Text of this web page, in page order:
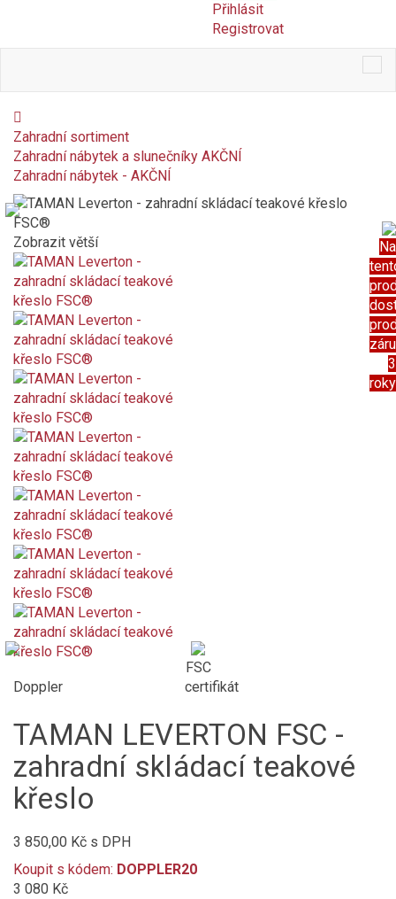
Přihlásit
Registrovat
Zahradní sortiment
Zahradní nábytek a slunečníky AKČNÍ
Zahradní nábytek - AKČNÍ
Na
3
roky
FSC
certifikát
Zobrazit větší
Doppler
TAMAN LEVERTON FSC -
zahradní skládací teakové
křeslo
3 850,00 Kč s DPH
Koupit s kódem: DOPPLER20
3 080 Kč